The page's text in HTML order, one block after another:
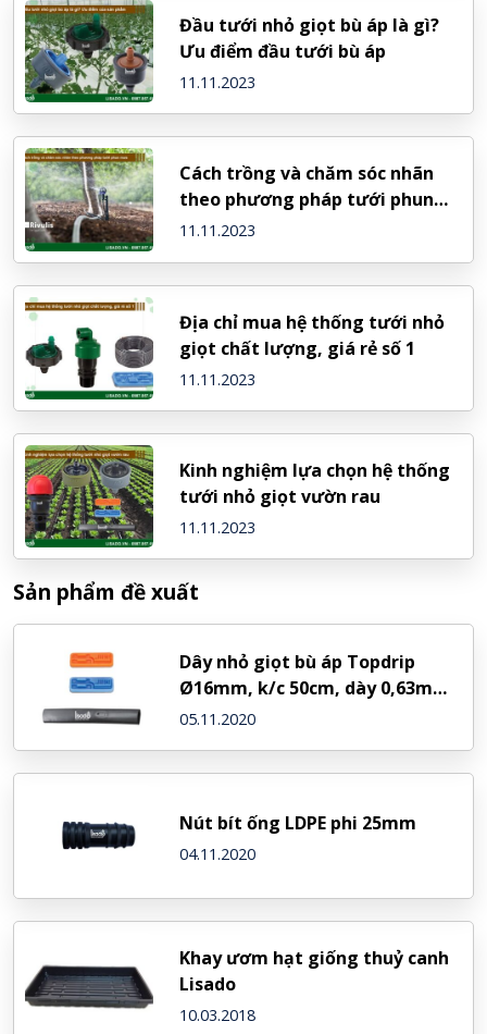
Đầu tưới nhỏ giọt bù áp là gì?
Ưu điểm đầu tưới bù áp
11.11.2023
Cách trồng và chăm sóc nhãn
theo phương pháp tưới phun
mưa
11.11.2023
Địa chỉ mua hệ thống tưới nhỏ
giọt chất lượng, giá rẻ số 1
11.11.2023
Kinh nghiệm lựa chọn hệ thống
tưới nhỏ giọt vườn rau
11.11.2023
Sản phẩm đề xuất
Dây nhỏ giọt bù áp Topdrip
Ø16mm, k/c 50cm, dày 0,63mm
– NDJ (Israel)
05.11.2020
Nút bít ống LDPE phi 25mm
04.11.2020
Khay ươm hạt giống thuỷ canh
Lisado
10.03.2018